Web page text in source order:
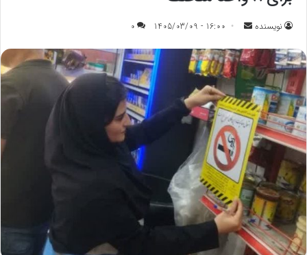
نویسنده
س
ا
ل
ب
ه
ی
م
ی
ل
16:00 - 1405/03/09
0